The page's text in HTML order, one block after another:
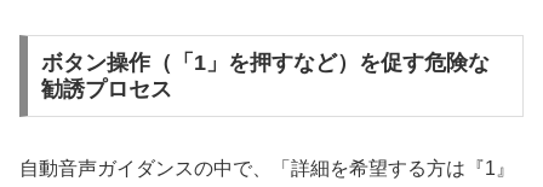
ボタン操作（「1」を押すなど）を促す危険な
勧誘プロセス
自動音声ガイダンスの中で、「詳細を希望する方は『1』